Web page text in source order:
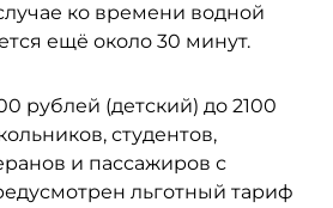
ко времени водной
ещё около 30 минут.
рублей (детский) до 2100
студентов,
и пассажиров с
льготный тариф